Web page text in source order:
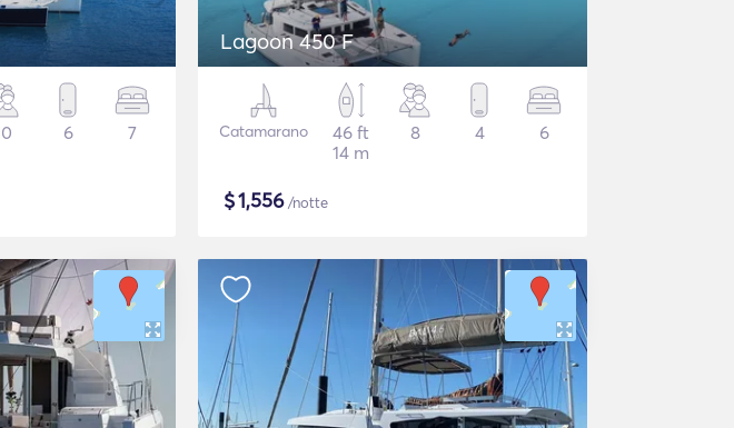
6 7
Lagoon 450 F
Catamarano
46 ft
14 m
8 4 6
$1,556/notte